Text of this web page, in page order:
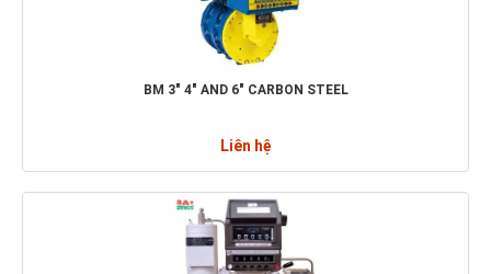
BM 3" 4" AND 6" CARBON STEEL
Liên hệ